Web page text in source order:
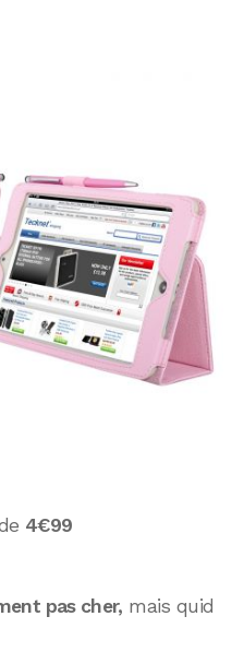
4€99
pas cher, mais quid